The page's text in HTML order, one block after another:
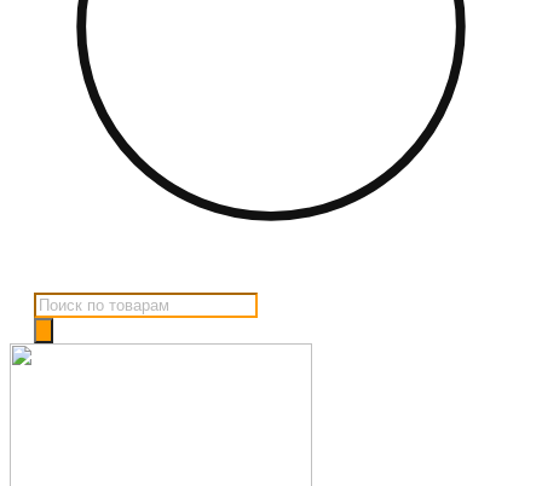
Поиск
товаров